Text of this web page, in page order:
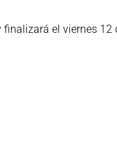
el viernes